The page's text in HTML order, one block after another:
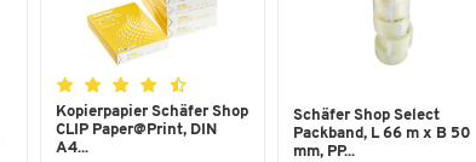
Typ
Breite [mm]
Kopierpapier Schäfer Shop
CLIP Paper@Print, DIN
A4...
Schäfer Shop Select
Packband, L 66 m x B 50
mm, PP...